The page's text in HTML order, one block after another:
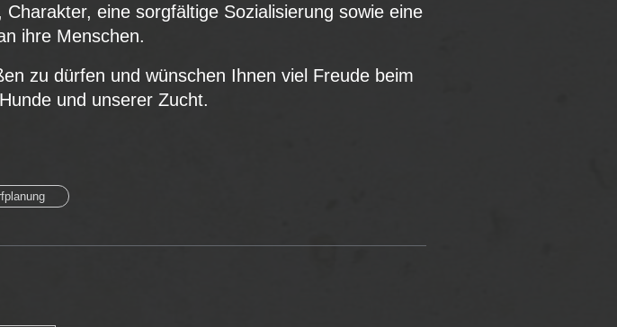
eine sorgfältige Sozialisierung sowie eine
ihre Menschen.
zu dürfen und wünschen Ihnen viel Freude beim
und unserer Zucht.